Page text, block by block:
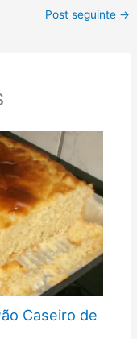
Post seguinte →
Caseiro de